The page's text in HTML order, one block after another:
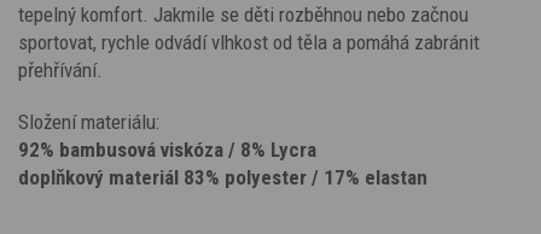
tepelný komfort. Jakmile se děti rozběhnou nebo začnou
sportovat, rychle odvádí vlhkost od těla a pomáhá zabránit
přehřívání.
Složení materiálu:
92% bambusová viskóza / 8% Lycra
doplňkový materiál 83% polyester / 17% elastan